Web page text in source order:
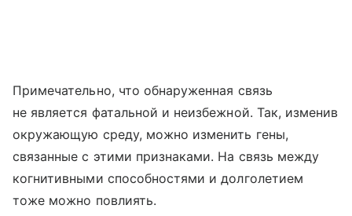
Примечательно, что обнаруженная связь
не является фатальной и неизбежной. Так, изменив
окружающую среду, можно изменить гены,
связанные с этими признаками. На связь между
когнитивными способностями и долголетием
тоже можно повлиять.